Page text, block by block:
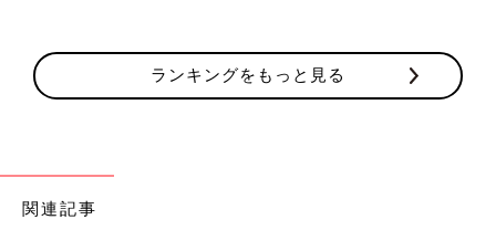
ランキングをもっと見る
関連記事